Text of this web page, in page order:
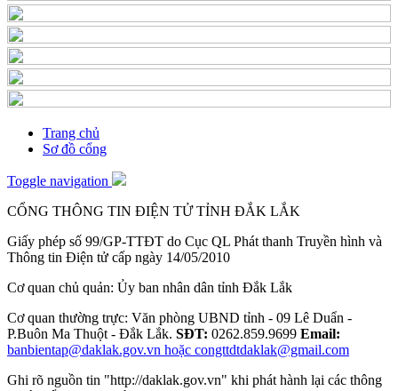
Trang chủ
Sơ đồ cổng
Toggle navigation
CỔNG THÔNG TIN ĐIỆN TỬ TỈNH ĐẮK LẮK
Giấy phép số 99/GP-TTĐT do Cục QL Phát thanh Truyền hình và
Thông tin Điện tử cấp ngày 14/05/2010
Cơ quan chủ quản: Ủy ban nhân dân tỉnh Đắk Lắk
Cơ quan thường trực: Văn phòng UBND tỉnh - 09 Lê Duẩn -
P.Buôn Ma Thuột - Đắk Lắk. SĐT: 0262.859.9699 Email:
banbientap@daklak.gov.vn hoặc congttdtdaklak@gmail.com
Ghi rõ nguồn tin "http://daklak.gov.vn" khi phát hành lại các thông